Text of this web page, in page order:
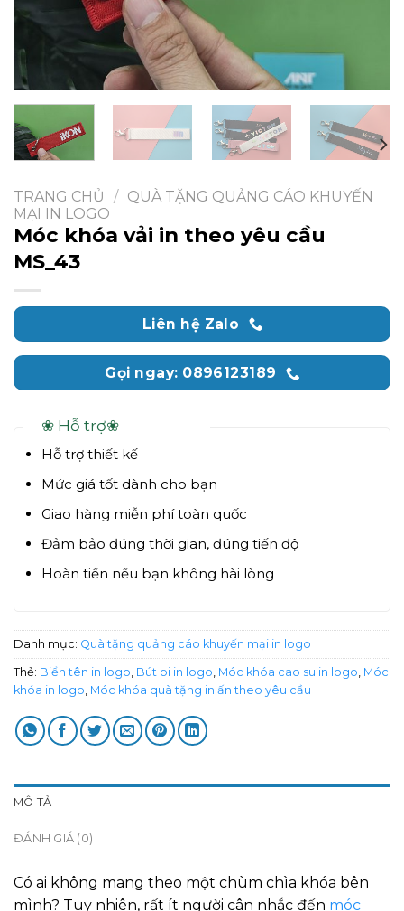
TRANG CHỦ / QUÀ TẶNG QUẢNG CÁO KHUYẾN
MẠI IN LOGO
Móc khóa vải in theo yêu cầu
MS_43
Liên hệ Zalo
Gọi ngay: 0896123189
❀ Hỗ trợ❀
Hỗ trợ thiết kế
Mức giá tốt dành cho bạn
Giao hàng miễn phí toàn quốc
Đảm bảo đúng thời gian, đúng tiến độ
Hoàn tiền nếu bạn không hài lòng
Danh mục: Quà tặng quảng cáo khuyến mại in logo
Thẻ: Biển tên in logo, Bút bi in logo, Móc khóa cao su in logo, Móc
khóa in logo, Móc khóa quà tặng in ấn theo yêu cầu
MÔ TẢ
ĐÁNH GIÁ (0)
Có ai không mang theo một chùm chìa khóa bên
mình? Tuy nhiên, rất ít người cân nhắc đến móc